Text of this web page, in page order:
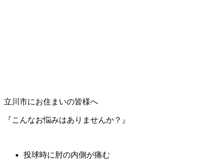
立川市にお住まいの皆様へ
​『こんなお悩みはありませんか？』
投球時に肘の内側が痛む